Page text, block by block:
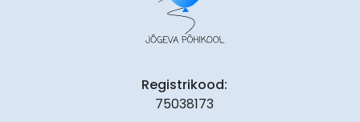
Registrikood:
75038173